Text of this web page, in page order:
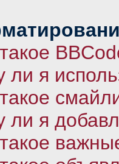
ли я
ли я